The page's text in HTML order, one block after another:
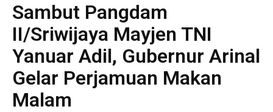
Sambut Pangdam
II/Sriwijaya Mayjen TNI
Yanuar Adil, Gubernur Arinal
Gelar Perjamuan Makan
Malam